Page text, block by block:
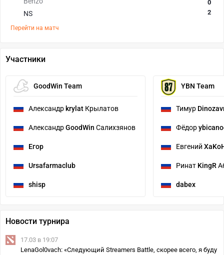
NS
0
2
Перейти на матч
Участники
GoodWin Team
Александр krylat Крылатов
АлександрGoodWin Салихзянов
Егор
Ursafarmaclub
shisp
YBN Team
Тимур
Фёдор
Евгений
Ринат KingR
dabex
Новости турнира
17.03 в 19:07
LenaGol0vach: «Cледующий Streamers Battle, скорее всего, я буду